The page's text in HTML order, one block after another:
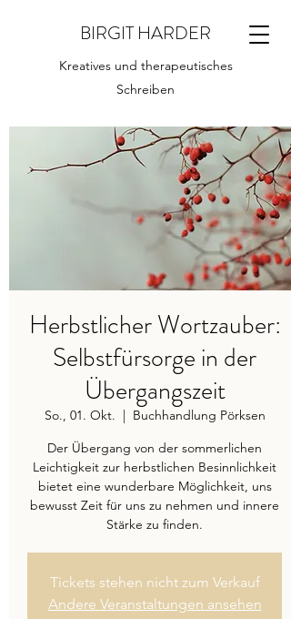
BIRGIT HARDER
Kreatives und therapeutisches
Schreiben
Herbstlicher Wortzauber:
Selbstfürsorge in der
Übergangszeit
So., 01. Okt.
  |
Buchhandlung Pörksen
Der Übergang von der sommerlichen
Leichtigkeit zur herbstlichen Besinnlichkeit
bietet eine wunderbare Möglichkeit, uns
bewusst Zeit für uns zu nehmen und innere
Stärke zu finden.
Tickets stehen nicht zum Verkauf
Andere Veranstaltungen ansehen